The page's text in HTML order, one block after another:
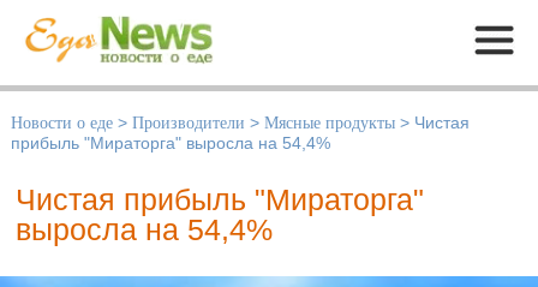
Меню
Новости о еде > Производители > Мясные продукты > Чистая
прибыль "Мираторга" выросла на 54,4%
Чистая прибыль "Мираторга"
выросла на 54,4%